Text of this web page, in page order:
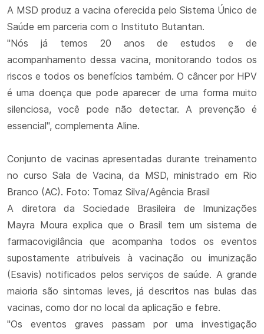
A MSD produz a vacina oferecida pelo Sistema Único de
Saúde em parceria com o Instituto Butantan.
"Nós já temos 20 anos de estudos e de
acompanhamento dessa vacina, monitorando todos os
riscos e todos os benefícios também. O câncer por HPV
é uma doença que pode aparecer de uma forma muito
silenciosa, você pode não detectar. A prevenção é
essencial", complementa Aline.
Conjunto de vacinas apresentadas durante treinamento
no curso Sala de Vacina, da MSD, ministrado em Rio
Branco (AC). Foto: Tomaz Silva/Agência Brasil
A diretora da Sociedade Brasileira de Imunizações
Mayra Moura explica que o Brasil tem um sistema de
farmacovigilância que acompanha todos os eventos
supostamente atribuíveis à vacinação ou imunização
(Esavis) notificados pelos serviços de saúde. A grande
maioria são sintomas leves, já descritos nas bulas das
vacinas, como dor no local da aplicação e febre.
"Os eventos graves passam por uma investigação